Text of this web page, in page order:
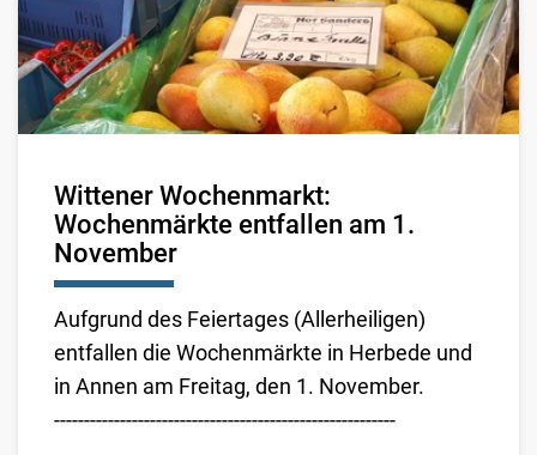
Wittener Wochenmarkt:
Wochenmärkte entfallen am 1.
November
Aufgrund des Feiertages (Allerheiligen)
entfallen die Wochenmärkte in Herbede und
in Annen am Freitag, den 1. November.
---------------------------------------------------------